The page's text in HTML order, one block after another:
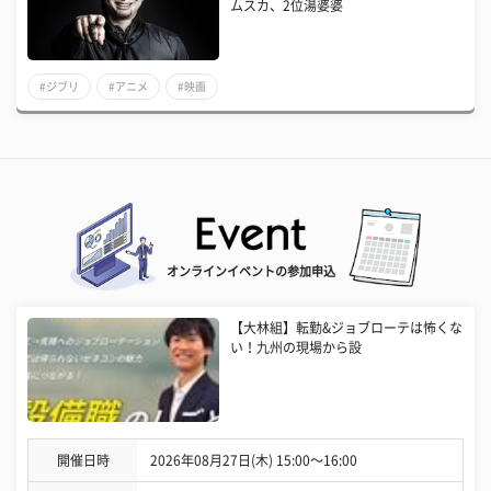
ムスカ、2位湯婆婆
#ジブリ #アニメ #映画
オンラインイベントの参加申込
【大林組】転勤&ジョブローテは怖くな
い！九州の現場から設
開催日時 2026年08月27日(木) 15:00〜16:00